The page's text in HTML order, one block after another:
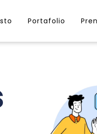
Portafolio